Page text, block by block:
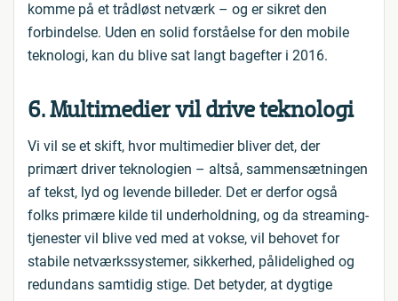
komme på et trådløst netværk – og er sikret den
forbindelse. Uden en solid forståelse for den mobile
teknologi, kan du blive sat langt bagefter i 2016.
6. Multimedier vil drive teknologi
Vi vil se et skift, hvor multimedier bliver det, der
primært driver teknologien – altså, sammensætningen
af tekst, lyd og levende billeder. Det er derfor også
folks primære kilde til underholdning, og da streaming-
tjenester vil blive ved med at vokse, vil behovet for
stabile netværkssystemer, sikkerhed, pålidelighed og
redundans samtidig stige. Det betyder, at dygtige